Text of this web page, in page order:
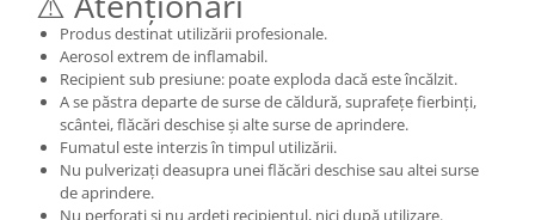
Produs destinat utilizării profesionale.
Aerosol extrem de inflamabil.
Recipient sub presiune: poate exploda dacă este încălzit.
A se păstra departe de surse de căldură, suprafețe fierbinți,
scântei, flăcări deschise și alte surse de aprindere.
Fumatul este interzis în timpul utilizării.
Nu pulverizați deasupra unei flăcări deschise sau altei surse
de aprindere.
Nu perforați și nu ardeți recipientul, nici după utilizare.